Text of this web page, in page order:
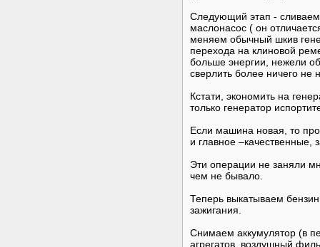
Следующий этап -
маслонасос ( он
меняем обычный шкив
перехода на клиновой
больше энергии, нежели
сверлить более ничего не
Кстати, экономить на
только генератор
Если машина новая, то
и главное –качественные,
Эти операции не заняли
чем не бывало.
Теперь выкатываем
зажигания.
Снимаем аккумулятор (в
агрегатов, воздушный